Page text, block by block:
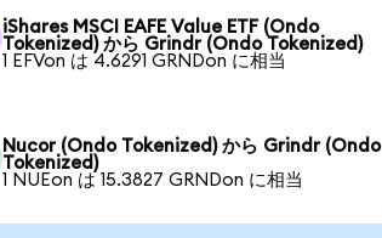
iShares MSCI EAFE Value ETF (Ondo
Tokenized) から Grindr (Ondo Tokenized)
1 EFVon は 4.6291 GRNDon に相当
Nucor (Ondo Tokenized) から Grindr (Ondo
Tokenized)
1 NUEon は 15.3827 GRNDon に相当